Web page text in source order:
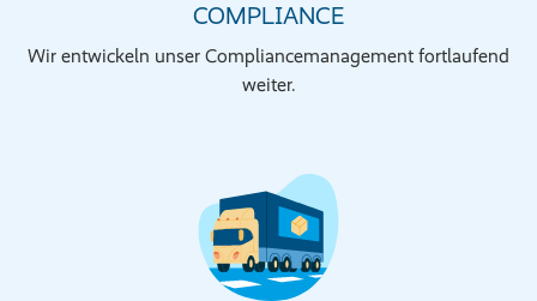
COMPLIANCE
Wir entwickeln unser Compliancemanagement fortlaufend
weiter.